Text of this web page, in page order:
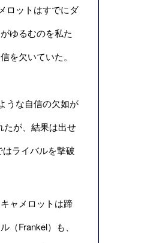
ロットはすでにダ
ゆるむのを私た
を欠いていた。
うな自信の欠如が
たが、結果は出せ
ライバルを撃破
ャメロットは蹄
Frankel）も、